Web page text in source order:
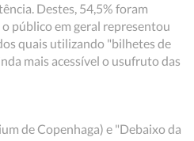
Destes, 54,5% foram
público em geral representou
quais utilizando "bilhetes de
mais acessível o usufruto das
de Copenhaga) e "Debaixo da